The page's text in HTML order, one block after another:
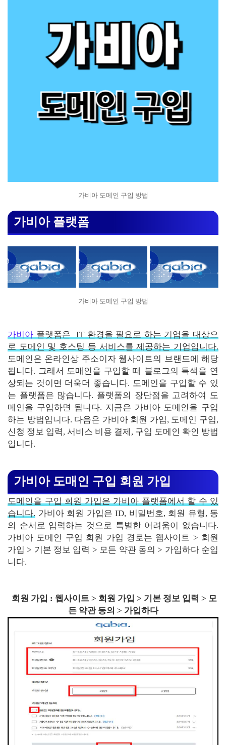
가비아 도메인 구입 방법
가비아 플랫폼
가비아 도메인 구입 방법
가비아 플랫폼은 IT 환경을 필요로 하는 기업을 대상으
로 도메인 및 호스팅 등 서비스를 제공하는 기업입니다.
도메인은 온라인상 주소이자 웹사이트의 브랜드에 해당
됩니다. 그래서 도매인을 구입할 때 블로그의 특색을 연
상되는 것이면 더욱더 좋습니다. 도메인을 구입할 수 있
는 플랫폼은 많습니다. 플랫폼의 장단점을 고려하여 도
메인을 구입하면 됩니다. 지금은 가비아 도메인을 구입
하는 방법입니다. 다음은 가비아 회원 가입, 도메인 구입,
신청 정보 입력, 서비스 비용 결제, 구입 도메인 확인 방법
입니다.
가비아 도매인 구입 회원 가입
도메인을 구입 회원 가입은 가비아 플랫폼에서 할 수 있
습니다. 가비아 회원 가입은 ID, 비밀번호, 회원 유형, 동
의 순서로 입력하는 것으로 특별한 어려움이 없습니다.
가비아 도메인 구입 회원 가입 경로는 웹사이트 > 회원
가입 > 기본 정보 입력 > 모든 약관 동의 > 가입하다 순입
니다.
회원 가입 : 웹사이트 > 회원 가입 > 기본 정보 입력 > 모
든 약관 동의 > 가입하다